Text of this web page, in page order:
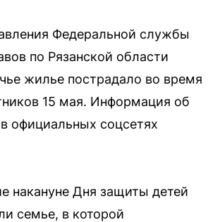
Федеральной службы
по Рязанской области
жилье пострадало во время
15 мая. Информация об
официальных соцсетях
накануне Дня защиты детей
семье, в которой